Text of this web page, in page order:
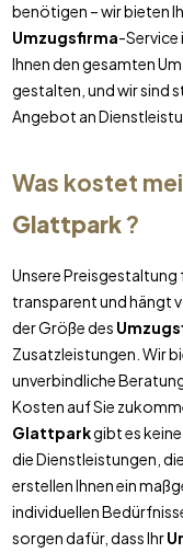
benötigen – wir bieten
Umzugsfirma-Service
Ihnen den gesamten
gestalten, und wir sind
Angebot an
Was kostet
Glattpark?
Unsere Preisgestaltung
transparent und hängt
der Größe des
Zusatzleistungen. Wir
unverbindliche
Kosten auf Sie
Glattparkgibt es
die Dienstleistungen,
erstellen Ihnen ein
individuellen
sorgen dafür, dass Ihr